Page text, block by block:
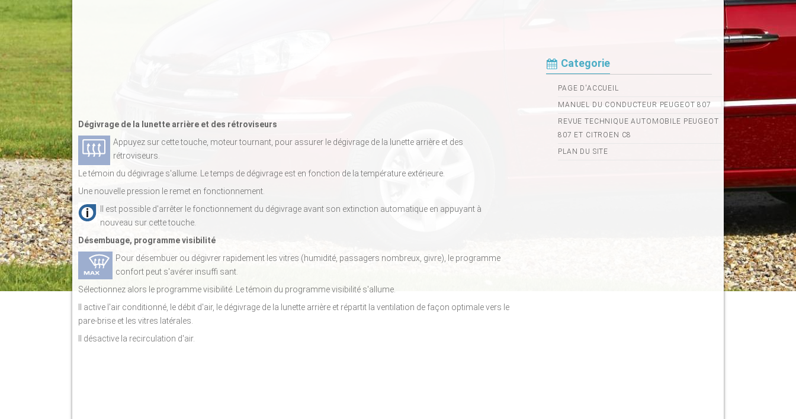
Dégivrage de la lunette arrière et des rétroviseurs
Appuyez sur cette touche, moteur tournant, pour assurer le dégivrage de la lunette arrière et des
rétroviseurs.
Le témoin du dégivrage s'allume. Le temps de dégivrage est en fonction de la température extérieure.
Une nouvelle pression le remet en fonctionnement.
Il est possible d'arrêter le fonctionnement du dégivrage avant son extinction automatique en appuyant à
nouveau sur cette touche.
Désembuage, programme visibilité
Pour désembuer ou dégivrer rapidement les vitres (humidité, passagers nombreux, givre), le programme
confort peut s'avérer insuffi sant.
Sélectionnez alors le programme visibilité. Le témoin du programme visibilité s'allume.
Il active l'air conditionné, le débit d'air, le dégivrage de la lunette arrière et répartit la ventilation de façon optimale vers le
pare-brise et les vitres latérales.
Il désactive la recirculation d'air.
Categorie
PAGE D'ACCUEIL
MANUEL DU CONDUCTEUR PEUGEOT 807
REVUE TECHNIQUE AUTOMOBILE PEUGEOT
807 ET CITROEN C8
PLAN DU SITE